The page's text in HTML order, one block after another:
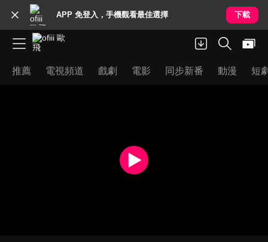
APP 免登入，手機觀看最佳選擇 下載
推薦 電視頻道 戲劇 電影 同步新番 動漫 短